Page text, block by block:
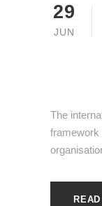
29
JUN
The
framework